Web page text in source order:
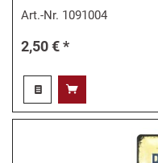
Art.-Nr. 1091004
2,50 € *